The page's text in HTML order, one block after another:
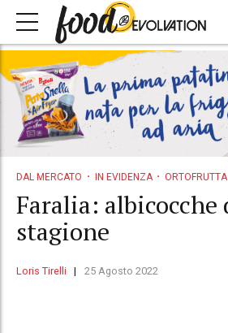
DAL MERCATO IN EVIDENZA ORTOFRUTTA
Faralia: albicocche
stagione
Loris Tirelli 25 Agosto 2022